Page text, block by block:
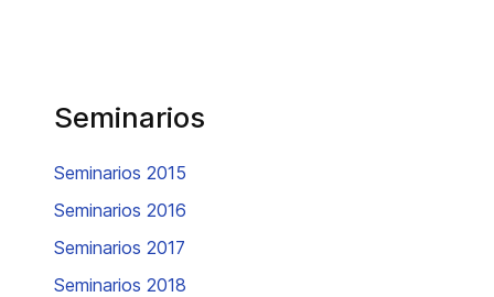
Seminarios
Seminarios 2015
Seminarios 2016
Seminarios 2017
Seminarios 2018